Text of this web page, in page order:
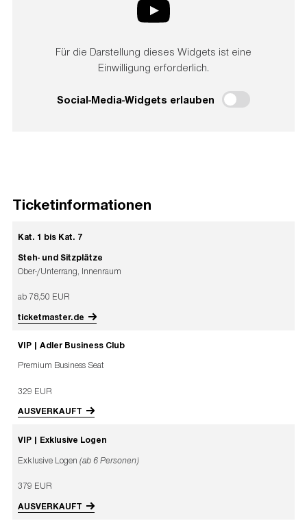
Für die Darstellung dieses Widgets ist eine
Einwilligung erforderlich.
Social-Media-Widgets erlauben
Ticketinformationen
Kat. 1 bis Kat. 7
Steh- und Sitzplätze
Ober-/Unterrang, Innenraum
ab 78,50 EUR
ticketmaster.de
VIP | Adler Business Club
Premium Business Seat
329 EUR
AUSVERKAUFT
VIP | Exklusive Logen
Exklusive Logen(ab 6 Personen)
379 EUR
AUSVERKAUFT